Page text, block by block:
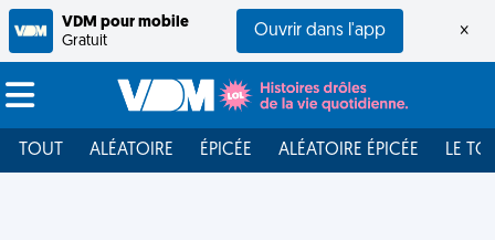
VDM pour mobile
Gratuit
Ouvrir dans l'app ×
TOUT ALÉATOIRE ÉPICÉE ALÉATOIRE ÉPICÉE LE